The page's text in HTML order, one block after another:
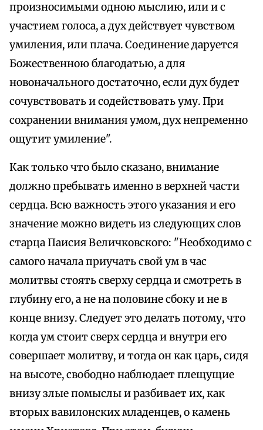
произносимыми одною мыслию, или и с
участием голоса, а дух действует чувством
умиления, или плача. Соединение даруется
Божественною благодатью, а для
новоначального достаточно, если дух будет
сочувствовать и содействовать уму. При
сохранении внимания умом, дух непременно
ощутит умиление".
Как только что было сказано, внимание
должно пребывать именно в верхней части
сердца. Всю важность этого указания и его
значение можно видеть из следующих слов
старца Паисия Величковского: "Необходимо с
самого начала приучать свой ум в час
молитвы стоять сверху сердца и смотреть в
глубину его, а не на половине сбоку и не в
конце внизу. Следует это делать потому, что
когда ум стоит сверх сердца и внутри его
совершает молитву, и тогда он как царь, сидя
на высоте, свободно наблюдает плещущие
внизу злые помыслы и разбивает их, как
вторых вавилонских младенцев, о камень